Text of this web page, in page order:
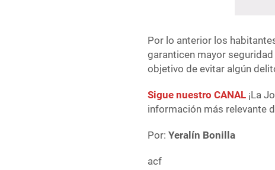
Por lo anterior los
garanticen mayor
objetivo de evitar algún
Sigue nuestro CANAL ¡La
información más relevante
Por:Yeralín Bonilla
acf